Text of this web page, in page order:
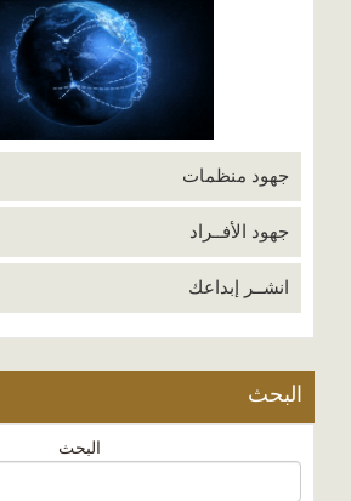
جهود منظمات
جهود الأفــراد
انشــر إبداعك
البحث
البحث